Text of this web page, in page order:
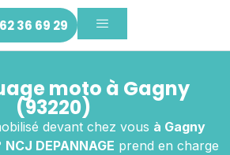
36 69 29
moto à Gagny
(93220)
devant chez vous à Gagny
NCJ DEPANNAGE prend en charge